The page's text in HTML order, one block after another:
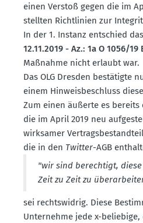
einen Verstoß gegen die im
stellten Richt­linien zur
In der 1. Instanz entschied
12.11.2019 - Az.: 1a O 1056/19
Maßnahme nicht erlaubt war.
Das OLG Dresden bestä­tigte
einem Hinweis­be­schluss
Zum einen äußerte es
die im April 2019 neu
wirksamer
die in den Twitter-AGB
"wir sind berechtigt,
Zeit zu Zeit zu
sei rechts­widrig. Diese
Unter­nehme jede x-